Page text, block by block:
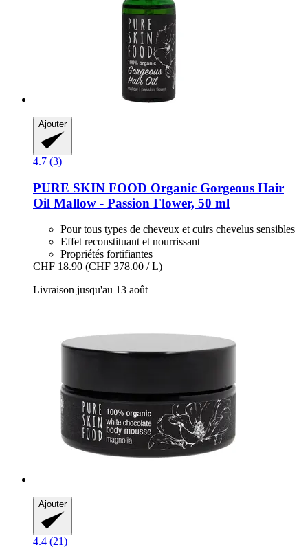
Ajouter
4.7 (3)
PURE SKIN FOOD Organic Gorgeous Hair
Oil Mallow -​ Passion Flower, 50 ml
Pour tous types de cheveux et cuirs chevelus sensibles
Effet reconstituant et nourrissant
Propriétés fortifiantes
CHF 18.90 (CHF 378.00 / L)
Livraison jusqu'au 13 août
Ajouter
4.4 (21)